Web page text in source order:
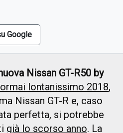
Google
Nissan GT-R50 by
lontanissimo 2018,
Nissan GT-R e, caso
perfetta, si potrebbe
già lo scorso anno. La